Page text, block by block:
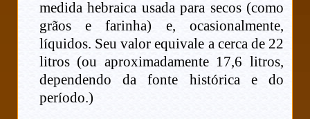
medida hebraica usada para secos (como
grãos e farinha) e, ocasionalmente,
líquidos. Seu valor equivale a cerca de 22
litros (ou aproximadamente 17,6 litros,
dependendo da fonte histórica e do
período.)